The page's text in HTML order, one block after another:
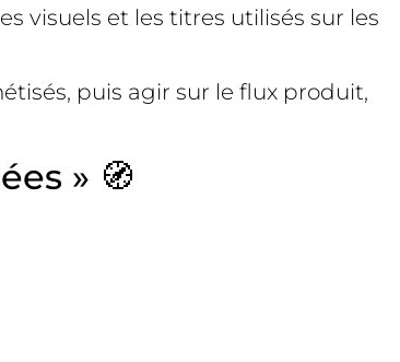
visuels et les titres utilisés sur les
puis agir sur le flux produit,
» 🧭